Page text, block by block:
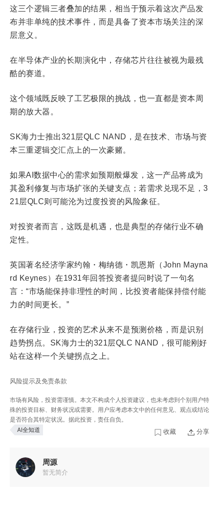
这三个逻辑三者叠加的结果，相当于预示着这次产品发
布并非单纯的技术事件，而是具备了资本市场关注的深
层意义。
在半导体产业的长期演化中，存储芯片往往被视为最残
酷的赛道。
这个领域既反映了工艺极限的挑战，也一直都是资本周
期的放大器。
SK海力士推出321层QLC NAND，是在技术、市场与资
本三重逻辑交汇点上的一次豪赌。
如果AI数据中心的需求如预期般爆发，这一产品将成为
其盈利修复与市场扩张的关键支点；若需求兑现不足，3
21层QLC则可能沦为过度投资的风险象征。
对投资者而言，这既是机遇，也是典型的存储行业不确
定性。
英国著名经济学家约翰・梅纳德・凯恩斯（John Mayna
rd Keynes）在1931年回答投资者提问时说了一句名
言：“市场能保持非理性的时间，比投资者能保持偿付能
力的时间更长。”
在存储行业，投资的艺术从来不是预测价格，而是识别
趋势拐点。SK海力士的321层QLC NAND，很可能刚好
站在这样一个关键拐点之上。
风险提示及免责条款
市场有风险，投资需谨慎。本文不构成个人投资建议，也未考虑到个别用户特
殊的投资目标、财务状况或需要。用户应考虑本文中的任何意见、观点或结论
是否符合其特定状况。据此投资，责任自负。
AI全知道 收藏 分享
周源
暂无简介